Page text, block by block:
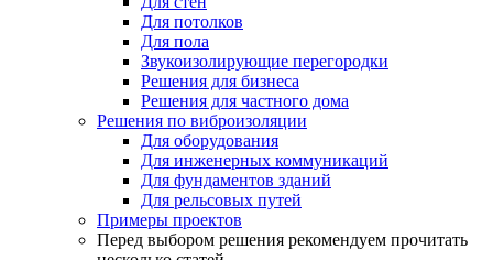
Для потолков
Для пола
Звукоизолирующие перегородки
Решения для бизнеса
Решения для частного дома
Решения по виброизоляции
Для оборудования
Для инженерных коммуникаций
Для фундаментов зданий
Для рельсовых путей
Примеры проектов
Перед выбором решения рекомендуем прочитать